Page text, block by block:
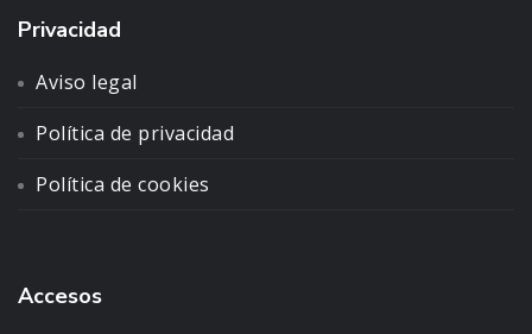
Privacidad
Aviso legal
Política de privacidad
Política de cookies
Accesos